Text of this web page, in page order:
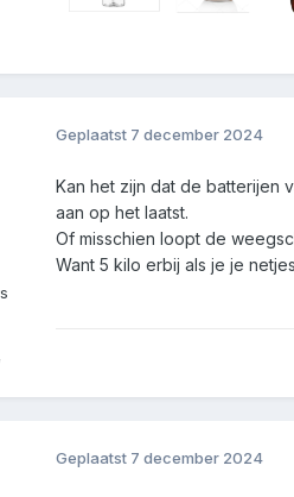
Geplaatst 7 december 2024
Kan het zijn dat de batterijen
aan op het laatst.
Of misschien loopt de
Want 5 kilo erbij als je je
Geplaatst 7 december 2024